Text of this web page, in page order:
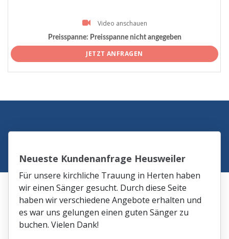
Video anschauen
Preisspanne: Preisspanne nicht angegeben
JETZT ANFRAGEN
Neueste Kundenanfrage Heusweiler
Für unsere kirchliche Trauung in Herten haben
wir einen Sänger gesucht. Durch diese Seite
haben wir verschiedene Angebote erhalten und
es war uns gelungen einen guten Sänger zu
buchen. Vielen Dank!